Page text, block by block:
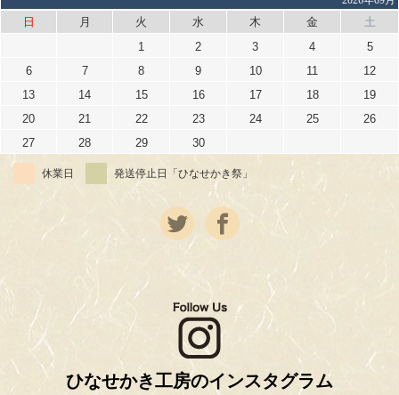
日 月 火 水 木 金
土
1
2 3 4
5
6
7 8 9 10 11
12
13
14 15 16 17 18
19
20
21 22 23 24 25
26
27
28 29 30
休業日 発送停止日「ひなせかき祭」
ひなせかき工房のインスタグラム